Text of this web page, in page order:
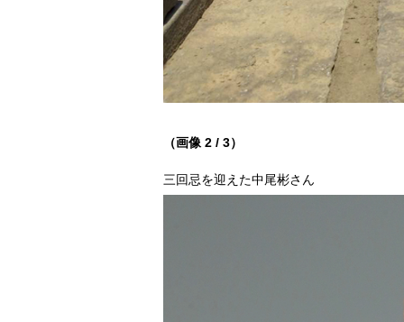
（画像 2 / 3）
三回忌を迎えた中尾彬さん